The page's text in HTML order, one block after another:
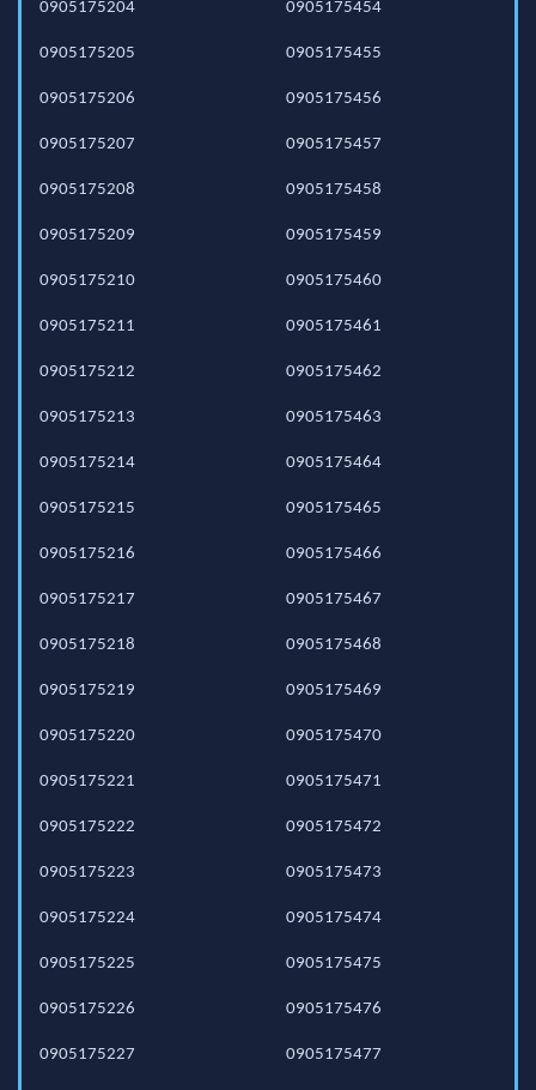
0905175204
0905175205
0905175206
0905175207
0905175208
0905175209
0905175210
0905175211
0905175212
0905175213
0905175214
0905175215
0905175216
0905175217
0905175218
0905175219
0905175220
0905175221
0905175222
0905175223
0905175224
0905175225
0905175226
0905175227
0905175454
0905175455
0905175456
0905175457
0905175458
0905175459
0905175460
0905175461
0905175462
0905175463
0905175464
0905175465
0905175466
0905175467
0905175468
0905175469
0905175470
0905175471
0905175472
0905175473
0905175474
0905175475
0905175476
0905175477